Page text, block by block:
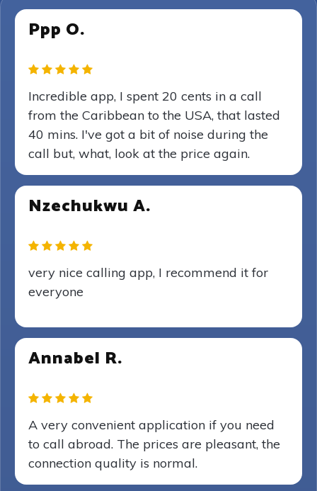
Ppp O.
Incredible app, I spent 20 cents in a call
from the Caribbean to the USA, that lasted
40 mins. I've got a bit of noise during the
call but, what, look at the price again.
Nzechukwu A.
very nice calling app, I recommend it for
everyone
Annabel R.
A very convenient application if you need
to call abroad. The prices are pleasant, the
connection quality is normal.